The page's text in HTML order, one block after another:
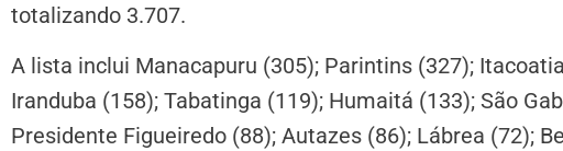
totalizando 3.707.
A lista inclui Manacapuru (305); Parintins (327);
Iranduba (158); Tabatinga (119); Humaitá (133); São
Presidente Figueiredo (88); Autazes (86); Lábrea (72);